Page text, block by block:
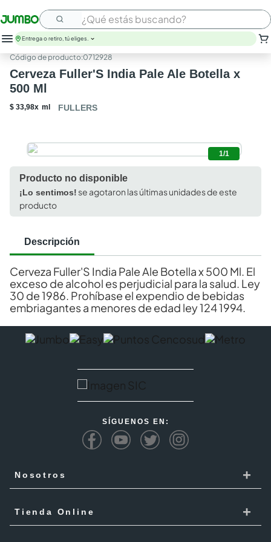
¿Qué estás buscando?
Entrega o retiro, tú eliges.
:0712928
Cerveza Fuller'S India Pale Ale Botella x
500 Ml
$ 33,98x ml FULLERS
1/1
Producto no disponible
¡Lo sentimos!se agotaron las últimas unidades de este
producto
Descripción
Cerveza Fuller'S India Pale Ale Botella x 500 Ml. El
exceso de alcohol es perjudicial para la salud. Ley
30 de 1986. Prohíbase el expendio de bebidas
embriagantes a menores de edad ley 124 1994.
SÍGUENOS EN:
Nosotros +
Responsabilidad Social
Tienda Online +